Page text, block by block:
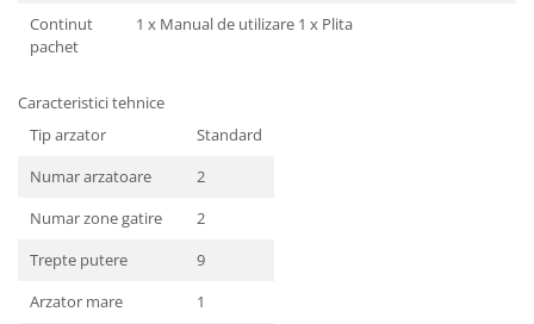
Continut
pachet
1 x Manual de utilizare 1 x Plita
Caracteristici tehnice
Tip arzator
Standard
Numar arzatoare
2
Numar zone gatire
2
Trepte putere
9
Arzator mare
1